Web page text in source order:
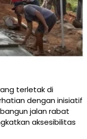
terletak di
dengan inisiatif
jalan rabat
aksesibilitas